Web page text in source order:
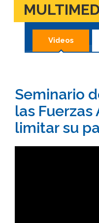
Videos
Seminario
las
limitar su